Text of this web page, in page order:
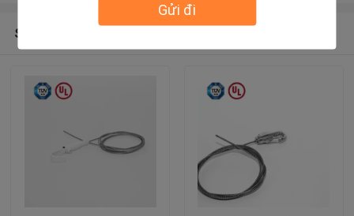
Gửi đi
Sản phẩm khuyến cáo